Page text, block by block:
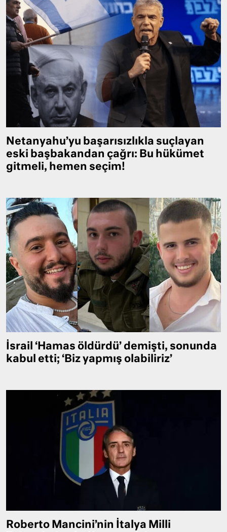
Netanyahu’yu başarısızlıkla suçlayan
eski başbakandan çağrı: Bu hükümet
gitmeli, hemen seçim!
İsrail ‘Hamas öldürdü’ demişti, sonunda
kabul etti; ‘Biz yapmış olabiliriz’
Roberto Mancini’nin İtalya Milli